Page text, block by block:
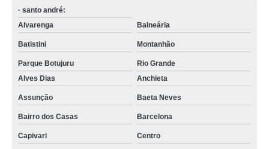
· santo andré:
Alvarenga
Balneária
Batistini Montanhão
Parque Botujuru
Rio Grande
Alves Dias
Anchieta
Assunção Baeta Neves
Bairro dos Casas Barcelona
Capivari Centro